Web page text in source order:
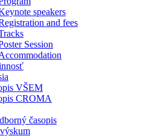
speakers
and fees
Session
VŠEM
CROMA
časopis